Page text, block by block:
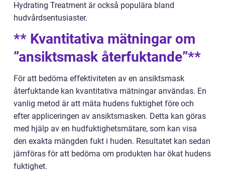
Hydrating Treatment är också populära bland
hudvårdsentusiaster.
** Kvantitativa mätningar om
”ansiktsmask återfuktande”**
För att bedöma effektiviteten av en ansiktsmask
återfuktande kan kvantitativa mätningar användas. En
vanlig metod är att mäta hudens fuktighet före och
efter appliceringen av ansiktsmasken. Detta kan göras
med hjälp av en hudfuktighetsmätare, som kan visa
den exakta mängden fukt i huden. Resultatet kan sedan
jämföras för att bedöma om produkten har ökat hudens
fuktighet.